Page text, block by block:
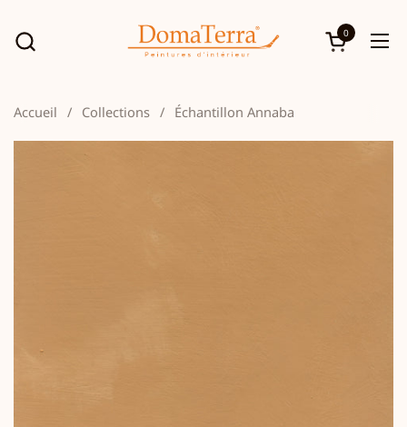
Ouvrir le
0
Accueil / Collections / Échantillon Annaba